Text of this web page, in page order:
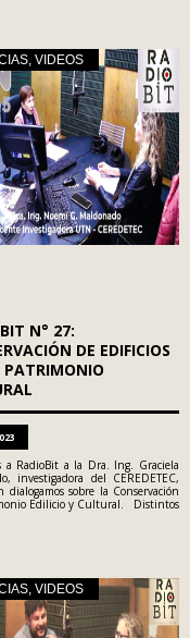
VIDEOS
N° 27:
DE EDIFICIOS
PATRIMONIO
a RadioBit a la Dra. Ing. Graciela
investigadora del CEREDETEC,
dialogamos sobre la Conservación
Edilicio y Cultural. Distintos
, VIDEOS